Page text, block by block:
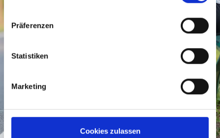
Präferenzen
Statistiken
Marketing
Cookies zulassen